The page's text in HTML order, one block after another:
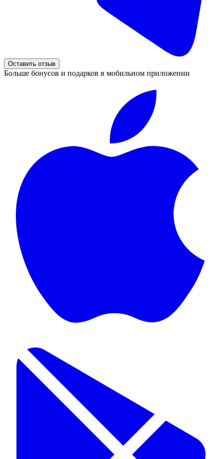
Оставить отзыв
Больше бонусов и подарков в мобильном приложении